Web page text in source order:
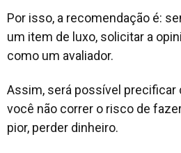
Por isso, a recomendação é:
um item de luxo, solicitar a
como um avaliador.
Assim, será possível precificar
você não correr o risco de
pior, perder dinheiro.